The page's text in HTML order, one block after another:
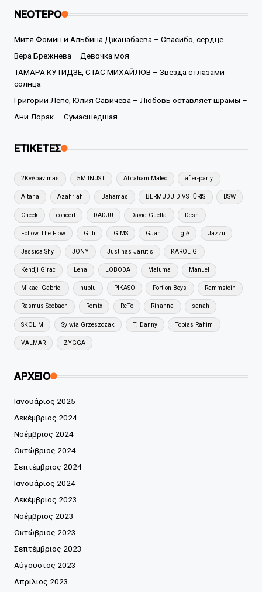
ΝΕΟΤΕΡΟ
Митя Фомин и Альбина Джанабаева – Спасибо, сердце
Вера Брежнева – Девочка моя
ТАМАРА КУТИДЗЕ, СТАС МИХАЙЛОВ – Звезда с глазами
солнца
Григорий Лепс, Юлия Савичева – Любовь оставляет шрамы –
Ани Лорак — Сумасшедшая
ΕΤΙΚΕΤΕΣ
2Kvėpavimas 5MIINUST Abraham Mateo after-party
Aitana Azahriah Bahamas BERMUDU DIVSTŪRIS BSW
Cheek concert DADJU David Guetta Desh
Follow The Flow Gilli GIMS GJan Iglė Jazzu
Jessica Shy JONY Justinas Jarutis KAROL G
Kendji Girac Lena LOBODA Maluma Manuel
Mikael Gabriel nublu PIKASO Portion Boys Rammstein
Rasmus Seebach Remix ReTo Rihanna sanah
SKOLIM Sylwia Grzeszczak T. Danny Tobias Rahim
VALMAR ZYGGA
ΑΡΧΕΙΟ
Ιανουάριος 2025
Δεκέμβριος 2024
Νοέμβριος 2024
Οκτώβριος 2024
Σεπτέμβριος 2024
Ιανουάριος 2024
Δεκέμβριος 2023
Νοέμβριος 2023
Οκτώβριος 2023
Σεπτέμβριος 2023
Αύγουστος 2023
Απρίλιος 2023